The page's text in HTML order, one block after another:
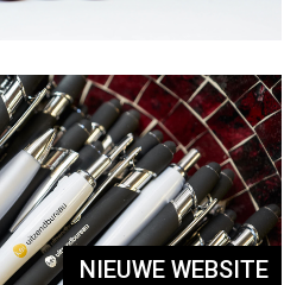
NIEUWE WEBSITE